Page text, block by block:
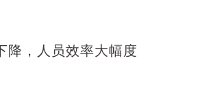
降，人员效率大幅度